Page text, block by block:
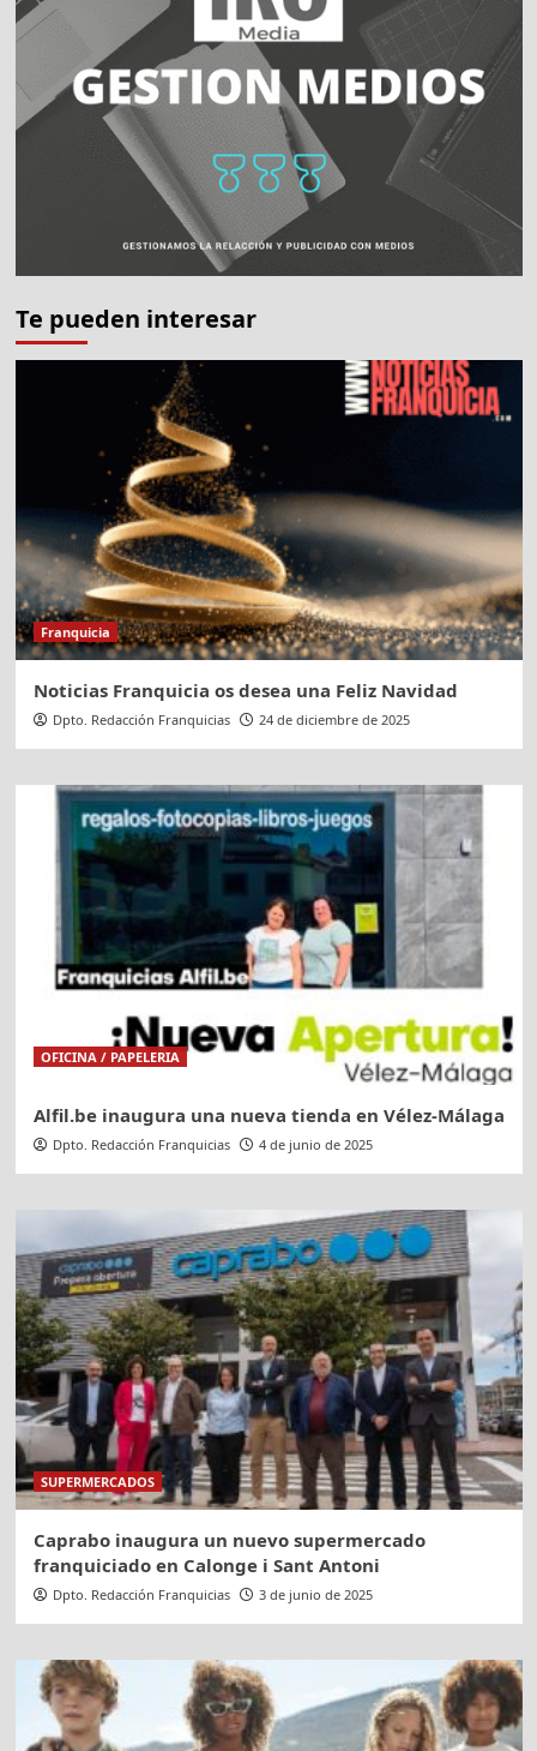
Te pueden interesar
Franquicia
Noticias Franquicia os desea una Feliz Navidad
Dpto. Redacción Franquicias 24 de diciembre de 2025
OFICINA / PAPELERIA
Alfil.be inaugura una nueva tienda en Vélez-Málaga
Dpto. Redacción Franquicias 4 de junio de 2025
SUPERMERCADOS
Caprabo inaugura un nuevo supermercado
franquiciado en Calonge i Sant Antoni
Dpto. Redacción Franquicias 3 de junio de 2025